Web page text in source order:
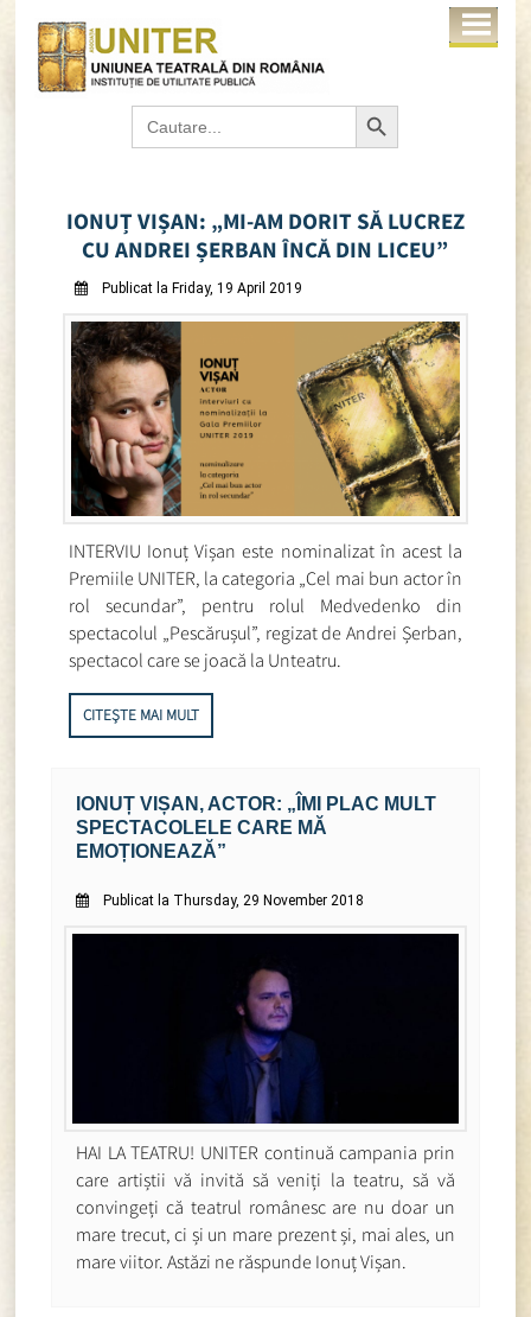
Search
for:
Search Button
IONUȚ VIȘAN: „MI-AM DORIT SĂ LUCREZ
CU ANDREI ȘERBAN ÎNCĂ DIN LICEU”
Publicat la Friday, 19 April 2019
INTERVIU Ionuț Vișan este nominalizat în acest la
Premiile UNITER, la categoria „Cel mai bun actor în
rol secundar”, pentru rolul Medvedenko din
spectacolul „Pescărușul”, regizat de Andrei Șerban,
spectacol care se joacă la Unteatru.
CITEȘTE MAI MULT
IONUȚ VIȘAN, ACTOR: „ÎMI PLAC MULT
SPECTACOLELE CARE MĂ
EMOȚIONEAZĂ”
Publicat la Thursday, 29 November 2018
HAI LA TEATRU! UNITER continuă campania prin
care artiștii vă invită să veniți la teatru, să vă
convingeți că teatrul românesc are nu doar un
mare trecut, ci și un mare prezent și, mai ales, un
mare viitor. Astăzi ne răspunde Ionuț Vișan.